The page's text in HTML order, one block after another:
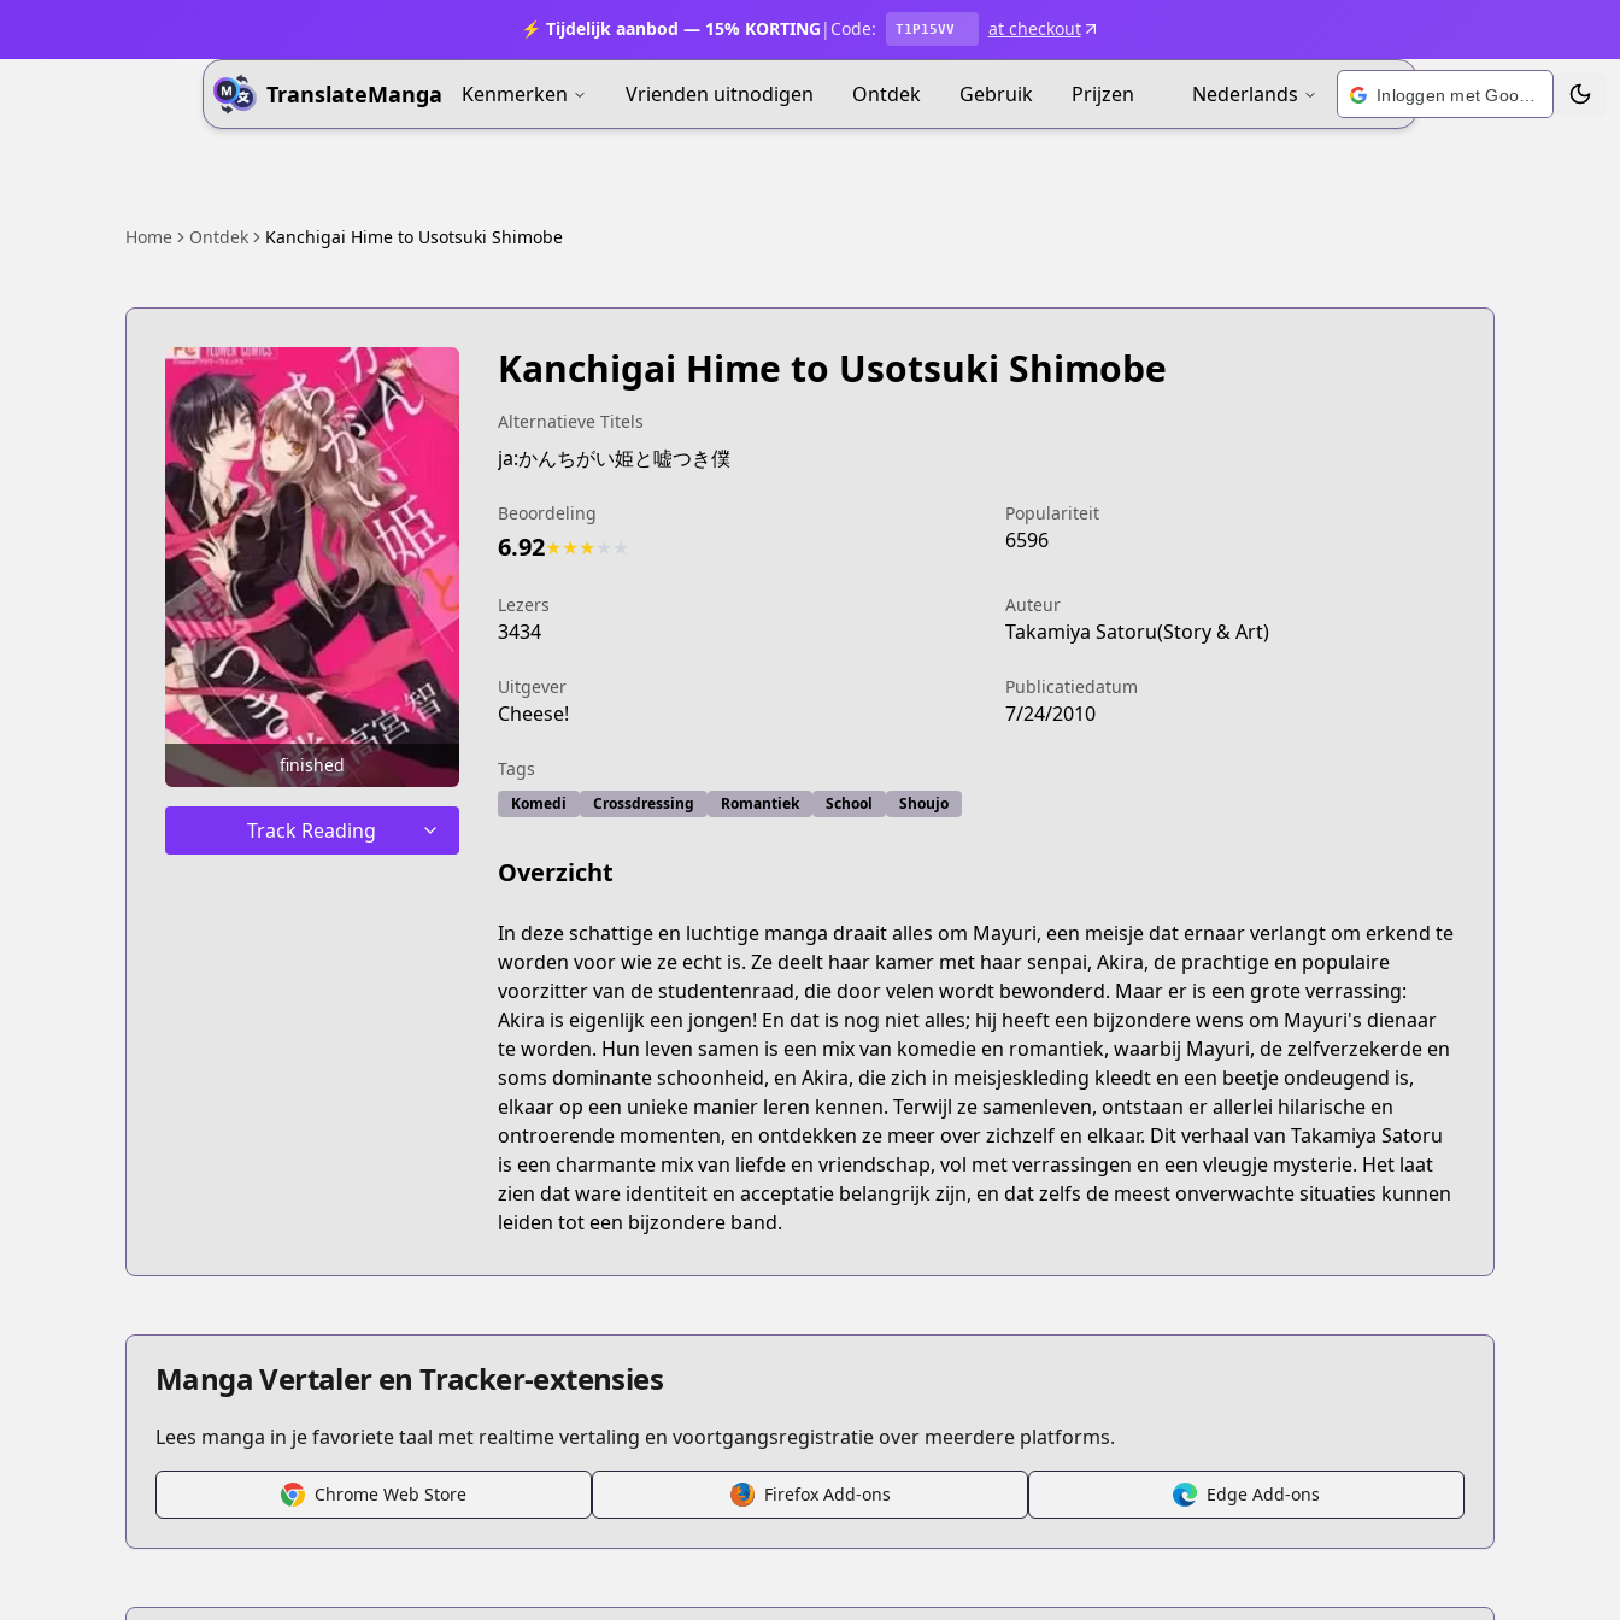
⚡ Tijdelijk aanbod — 15% KORTING | Code: T1P15VV at checkout
TranslateManga Kenmerken Vrienden uitnodigen Ontdek Gebruik Prijzen Nederlands
Home Ontdek Kanchigai Hime to Usotsuki Shimobe
finished
Track Reading
Kanchigai Hime to Usotsuki Shimobe
Alternatieve Titels
ja:かんちがい姫と嘘つき僕
Beoordeling
6.92★★★
Populariteit
6596
Lezers
3434
Auteur
Takamiya Satoru(Story & Art)
Uitgever
Cheese!
Publicatiedatum
7/24/2010
Tags
Komedi Crossdressing Romantiek School Shoujo
Overzicht
In deze schattige en luchtige manga draait alles om Mayuri, een meisje dat ernaar verlangt om erkend te
worden voor wie ze echt is. Ze deelt haar kamer met haar senpai, Akira, de prachtige en populaire
voorzitter van de studentenraad, die door velen wordt bewonderd. Maar er is een grote verrassing:
Akira is eigenlijk een jongen! En dat is nog niet alles; hij heeft een bijzondere wens om Mayuri's dienaar
te worden. Hun leven samen is een mix van komedie en romantiek, waarbij Mayuri, de zelfverzekerde en
soms dominante schoonheid, en Akira, die zich in meisjeskleding kleedt en een beetje ondeugend is,
elkaar op een unieke manier leren kennen. Terwijl ze samenleven, ontstaan er allerlei hilarische en
ontroerende momenten, en ontdekken ze meer over zichzelf en elkaar. Dit verhaal van Takamiya Satoru
is een charmante mix van liefde en vriendschap, vol met verrassingen en een vleugje mysterie. Het laat
zien dat ware identiteit en acceptatie belangrijk zijn, en dat zelfs de meest onverwachte situaties kunnen
leiden tot een bijzondere band.
Manga Vertaler en Tracker-extensies
Lees manga in je favoriete taal met realtime vertaling en voortgangsregistratie over meerdere platforms.
Chrome Web Store Firefox Add-ons Edge Add-ons